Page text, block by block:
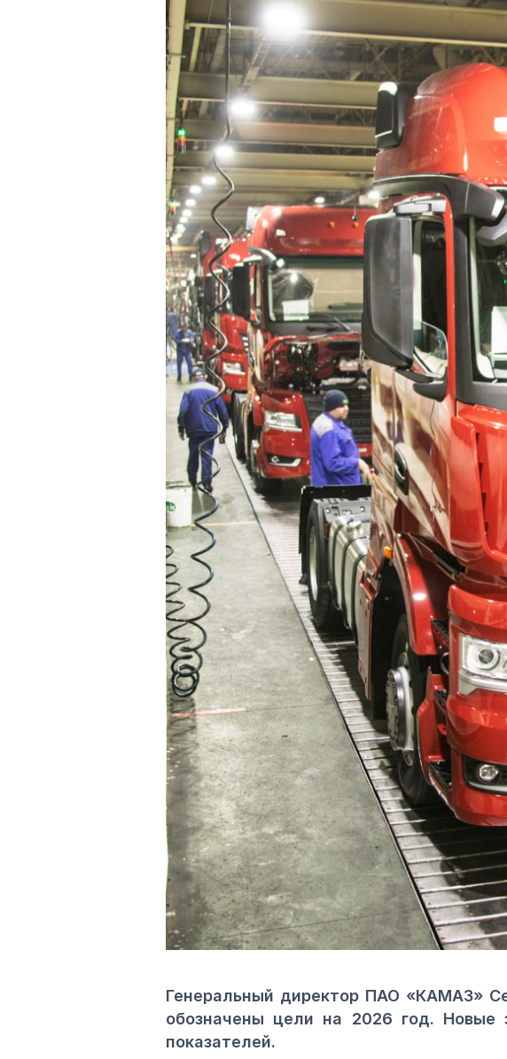
Генеральный директор ПАО «КАМАЗ»
обозначены цели на 2026 год. Новые
показателей.